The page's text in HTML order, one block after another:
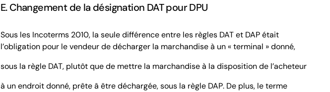
E. Changement de la désignation DATpourDPU
Sous les Incoterms 2010, la seule différence entre les règles DATet DAPétait
l’obligation pour le vendeur dedéchargerla marchandise à un « terminal » donné,
sous la règle DAT, plutôt que de mettre la marchandise à la disposition de l’acheteur
à un endroit donné, prête â être déchargée, sous la règle DAP. De plus, le terme